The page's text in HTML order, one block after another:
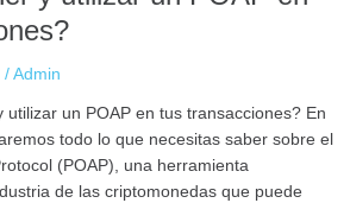
/ Admin
utilizar un POAP en tus transacciones? En
todo lo que necesitas saber sobre el
(POAP), una herramienta
de las criptomonedas que puede